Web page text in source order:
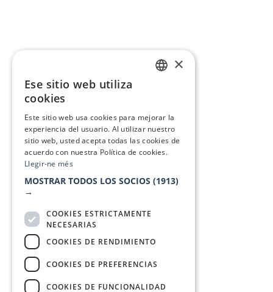
×
Ese sitio web utiliza
cookies
Este sitio web usa cookies para mejorar la
experiencia del usuario. Al utilizar nuestro
sitio web, usted acepta todas las cookies de
acuerdo con nuestra Política de cookies.
Llegir-ne més
MOSTRAR TODOS LOS SOCIOS (1913)
→
COOKIES ESTRICTAMENTE
NECESARIAS
COOKIES DE RENDIMIENTO
COOKIES DE PREFERENCIAS
COOKIES DE FUNCIONALIDAD